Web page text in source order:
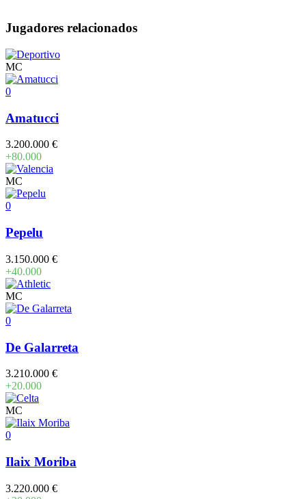
Jugadores relacionados
MC
0
Amatucci
3.200.000 €
+80.000
MC
0
Pepelu
3.150.000 €
+40.000
MC
0
De Galarreta
3.210.000 €
+20.000
MC
0
Ilaix Moriba
3.220.000 €